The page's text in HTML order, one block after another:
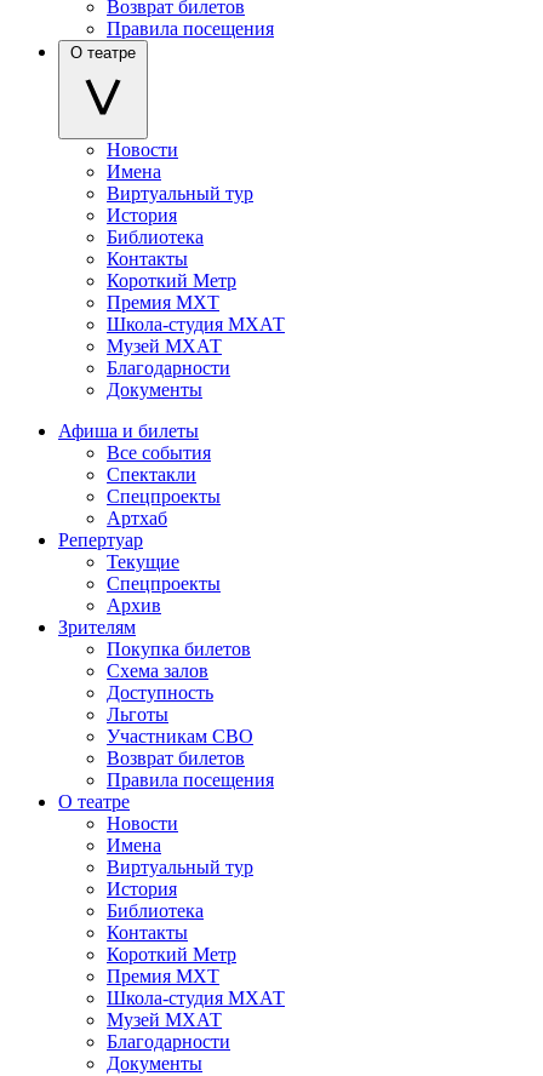
Возврат билетов
Правила посещения
О театре
Новости
Имена
Виртуальный тур
История
Библиотека
Контакты
Короткий Метр
Премия МХТ
Школа-студия МХАТ
Музей МХАТ
Благодарности
Документы
Афиша и билеты
Все события
Спектакли
Спецпроекты
Артхаб
Репертуар
Текущие
Спецпроекты
Архив
Зрителям
Покупка билетов
Схема залов
Доступность
Льготы
Участникам СВО
Возврат билетов
Правила посещения
О театре
Новости
Имена
Виртуальный тур
История
Библиотека
Контакты
Короткий Метр
Премия МХТ
Школа-студия МХАТ
Музей МХАТ
Благодарности
Документы